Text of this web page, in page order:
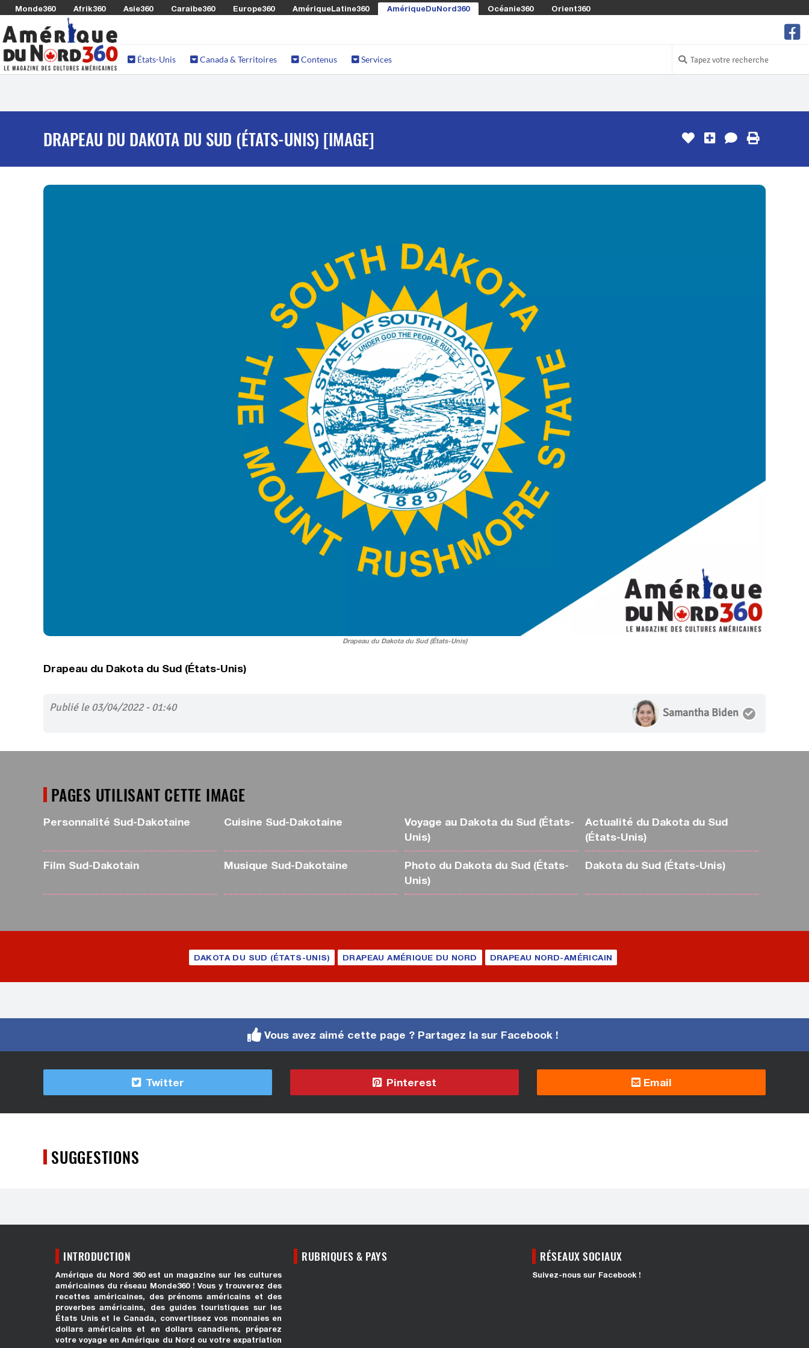
Monde360 Afrik360 Asie360 Caraibe360 Europe360 AmériqueLatine360 AmériqueDuNord360 Océanie360 Orient360
États-Unis Canada & Territoires Contenus Services
DRAPEAU DU DAKOTA DU SUD (ÉTATS-UNIS) [IMAGE]
Drapeau du Dakota du Sud (États-Unis)
Drapeau du Dakota du Sud (États-Unis)
Publié le 03/04/2022 - 01:40 Samantha Biden
PAGES UTILISANT CETTE IMAGE
Personnalité Sud-Dakotaine Cuisine Sud-Dakotaine
Voyage au Dakota du Sud (États-
Unis)
Actualité du Dakota du Sud
(États-Unis)
Film Sud-Dakotain Musique Sud-Dakotaine
Photo du Dakota du Sud (États-
Unis)
Dakota du Sud (États-Unis)
DAKOTA DU SUD (ÉTATS-UNIS) DRAPEAU AMÉRIQUE DU NORD DRAPEAU NORD-AMÉRICAIN
Vous avez aimé cette page ? Partagez la sur Facebook !
Twitter Pinterest Email
SUGGESTIONS
INTRODUCTION
Amérique du Nord 360 est un magazine sur les cultures
américaines du réseau Monde360 ! Vous y trouverez des
recettes américaines, des prénoms américains et des
proverbes américains, des guides touristiques sur les
États Unis et le Canada, convertissez vos monnaies en
dollars américains et en dollars canadiens, préparez
votre voyage en Amérique du Nord ou votre expatriation
RUBRIQUES & PAYS RÉSEAUX SOCIAUX
Suivez-nous sur Facebook !